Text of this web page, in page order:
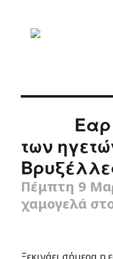
των
Πέμπτη 9
χαμογελά